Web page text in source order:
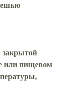
закрытой
или пищевом